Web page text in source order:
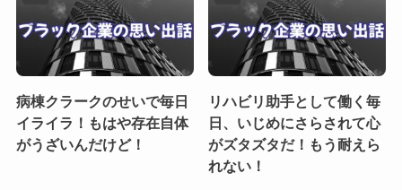
病棟クラークのせいで毎日
イライラ！もはや存在自体
がうざいんだけど！
リハビリ助手として働く毎
日、いじめにさらされて心
がズタズタだ！もう耐えら
れない！